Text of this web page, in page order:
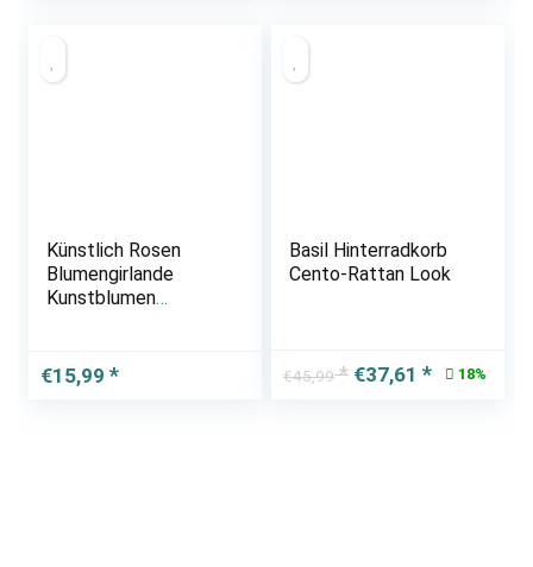
Künstlich Rosen
Blumengirlande
Kunstblumen
Girlande Hängend
Rebe für Zuhause
€15,99
Basil Hinterradkorb
Cento-Rattan Look
€45,99
Ursprünglicher
€37,61
Aktueller
18%